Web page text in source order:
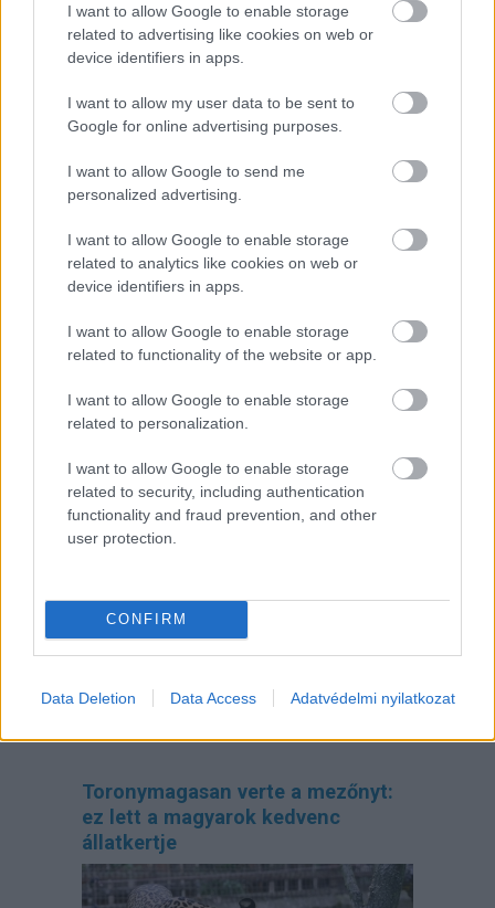
I want to allow Google to enable storage
related to advertising like cookies on web or
device identifiers in apps.
I want to allow my user data to be sent to
Google for online advertising purposes.
I want to allow Google to send me
personalized advertising.
I want to allow Google to enable storage
related to analytics like cookies on web or
device identifiers in apps.
I want to allow Google to enable storage
related to functionality of the website or app.
I want to allow Google to enable storage
related to personalization.
I want to allow Google to enable storage
related to security, including authentication
functionality and fraud prevention, and other
user protection.
CONFIRM
Data Deletion Data Access Adatvédelmi nyilatkozat
óvodának biztosítania kell a
pelenkás gyerekek fogadását?
pelenkás gyermeket fogadni? Milyen higiénés
szabályokat kötelező betartani a pelenkázó
helyiségben? Mi a helyzet az sni-s pelenkás
hogy a szobatisztasági gondok még fokozottabb
odafigyelést igényelnek. Utánajártunk.
Folyton öntöget, gyúr és tapicskol?
10 szenzoros játék, amit imádni
fog az óvodás
Toronymagasan verte a mezőnyt:
ez lett a magyarok kedvenc
állatkertje